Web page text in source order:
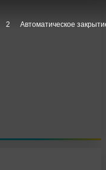
1 Автоматическое